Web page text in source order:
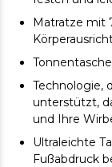
Matratze mit
Technologie,
unterstützt,
und Ihre
Ultraleichte
Fußabdruck